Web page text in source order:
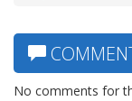
No comments for